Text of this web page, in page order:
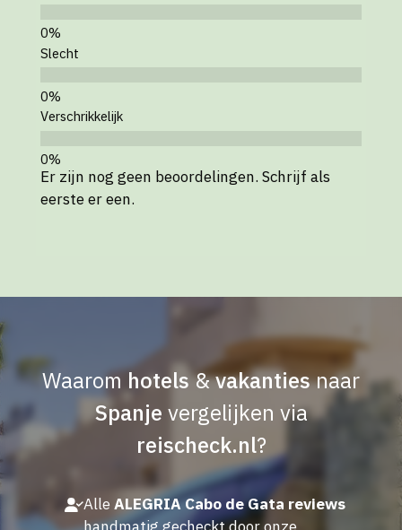
Slecht
Verschrikkelijk
Er zijn nog geen beoordelingen. Schrijf als
eerste er een.
Waarom hotels&vakantiesnaar
Spanje vergelijken via
reischeck.nl?
Alle ALEGRIA Cabo de Gata reviews
handmatig gecheckt door onze